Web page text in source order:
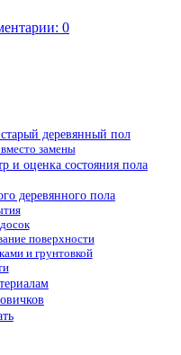
0
деревянный пол
замены
и оценка состояния пола
деревянного пола
поверхности
и грунтовкой